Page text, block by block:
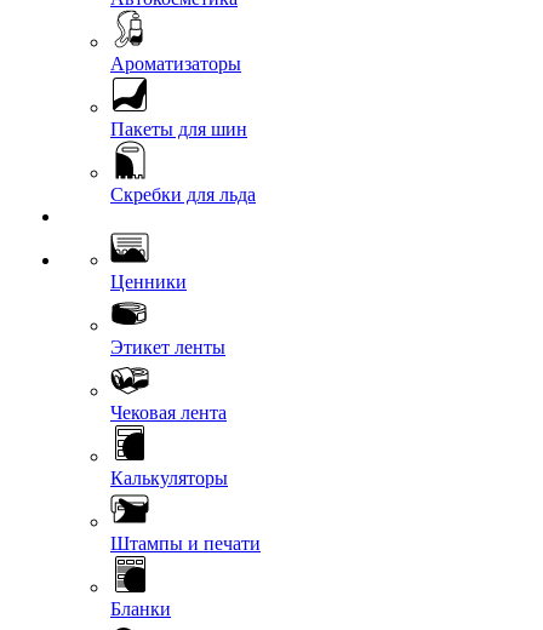
Ароматизаторы
Пакеты для шин
Скребки для льда
Ценники
Этикет ленты
Чековая лента
Калькуляторы
Штампы и печати
Бланки